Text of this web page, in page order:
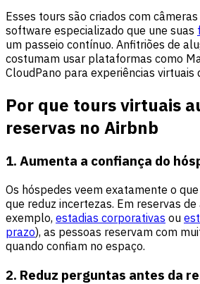
Esses tours são criados com
software especializado que une suas
um passeio contínuo. Anfitriões de
costumam usar plataformas como
CloudPano para experiências virtuais
Por que tours virtuais
reservas no Airbnb
1. Aumenta a confiança do
Os hóspedes veem exatamente o
que reduz incertezas. Em reservas
exemplo, estadias corporativas ou
prazo), as pessoas reservam com
quando confiam no espaço.
2. Reduz perguntas antes da